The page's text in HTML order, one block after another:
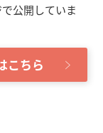
公開していま
こちら